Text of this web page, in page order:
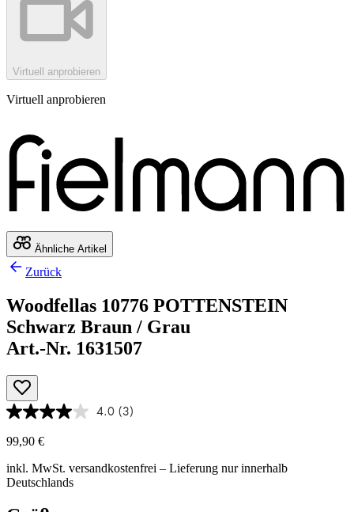
Virtuell anprobieren
Virtuell anprobieren
Ähnliche Artikel
Zurück
Woodfellas 10776 POTTENSTEIN
Schwarz Braun / Grau
Art.-Nr. 1631507
4.0 (3)
99,90 €
inkl. MwSt. versandkostenfrei – Lieferung nur innerhalb
Deutschlands